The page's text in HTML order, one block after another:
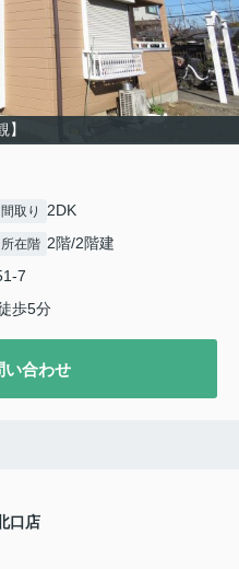
】
間取り 2DK
所在階 2階/2階建
7
歩5分
い合わせ
口店